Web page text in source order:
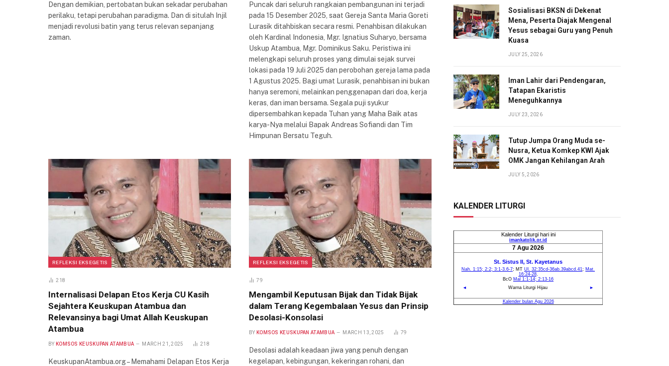
Dengan demikian, pertobatan bukan sekadar perubahan
perilaku, tetapi perubahan paradigma. Dan di situlah Injil
menjadi revolusi batin yang terus relevan sepanjang
zaman.
Puncak dari seluruh rangkaian pembangunan ini terjadi
pada 15 Desember 2025, saat Gereja Santa Maria Goreti
Lurasik ditahbiskan secara resmi. Penahbisan dilakukan
oleh Kardinal Indonesia, Mgr. Ignatius Suharyo, bersama
Uskup Atambua, Mgr. Dominikus Saku. Peristiwa ini
melengkapi seluruh proses yang dimulai sejak survei
lokasi pada 19 Juli 2025 dan perobohan gereja lama pada
1 Agustus 2025. Bagi umat Lurasik, penahbisan ini bukan
hanya seremoni, melainkan penggenapan dari doa, kerja
keras, dan iman bersama. Segala puji syukur
dipersembahkan kepada Tuhan yang Maha Baik atas
karya-Nya melalui Bapak Andreas Sofiandi dan Tim
Himpunan Bersatu Teguh.
REFLEKSI EKSEGETIS
218
Internalisasi Delapan Etos Kerja CU Kasih
Sejahtera Keuskupan Atambua dan
Relevansinya bagi Umat Allah Keuskupan
Atambua
BY KOMSOS KEUSKUPAN ATAMBUA MARCH 21, 2025 218
KeuskupanAtambua.org – Memahami Delapan Etos Kerja
REFLEKSI EKSEGETIS
79
Mengambil Keputusan Bijak dan Tidak Bijak
dalam Terang Kegembalaan Yesus dan Prinsip
Desolasi-Konsolasi
BY KOMSOS KEUSKUPAN ATAMBUA MARCH 13, 2025 79
Desolasi adalah keadaan jiwa yang penuh dengan
kegelapan, kebingungan, kekeringan rohani, dan
Sosialisasi BKSN di Dekenat
Mena, Peserta Diajak Mengenal
Yesus sebagai Guru yang Penuh
Kuasa
JULY 25, 2026
Iman Lahir dari Pendengaran,
Tatapan Ekaristis
Meneguhkannya
JULY 23, 2026
Tutup Jumpa Orang Muda se-
Nusra, Ketua Komkep KWI Ajak
OMK Jangan Kehilangan Arah
JULY 5, 2026
KALENDER LITURGI